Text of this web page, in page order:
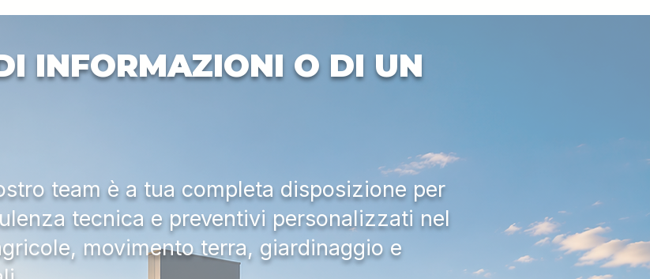
INFORMAZIONI O DI UN
team è a tua completa disposizione per
tecnica e preventivi personalizzati nel
movimento terra, giardinaggio e